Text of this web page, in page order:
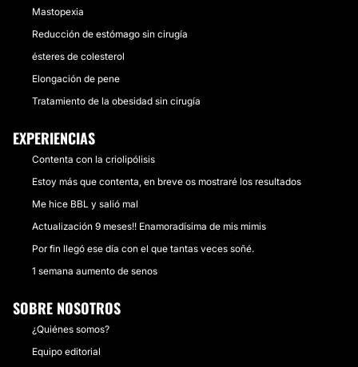
Mastopexia
Reducción de estómago sin cirugía
ésteres de colesterol
Elongación de pene
Tratamiento de la obesidad sin cirugía
EXPERIENCIAS
Contenta con la criolipólisis
Estoy más que contenta, en breve os mostraré los resultados
Me hice BBL y salió mal
Actualización 9 meses!! Enamoradísima de mis mimis
Por fin llegó ese día con el que tantas veces soñé.
1 semana aumento de senos
SOBRE NOSOTROS
¿Quiénes somos?
Equipo editorial